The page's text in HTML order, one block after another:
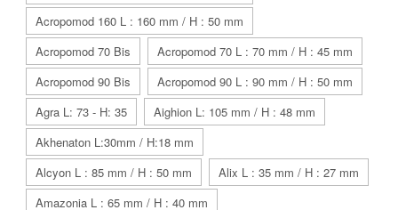
Acropomod 160 L : 160 mm / H : 50 mm
Acropomod 70 Bis
Acropomod 70 L : 70 mm / H : 45 mm
Acropomod 90 Bis
Acropomod 90 L : 90 mm / H : 50 mm
Agra L: 73 - H: 35
Aighion L: 105 mm / H : 48 mm
Akhenaton L:30mm / H:18 mm
Alcyon L : 85 mm / H : 50 mm
Alix L : 35 mm / H : 27 mm
Amazonia L : 65 mm / H : 40 mm